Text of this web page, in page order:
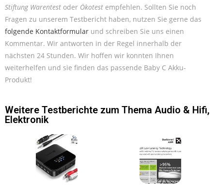
Stiftung Warentest oder Ökotest empfehlen. Sollten Sie noch
Fragen zu unserem Testbericht haben, nutzen Sie gerne das
folgende Kontaktformular und schreiben Sie uns einen
Kommentar. Wir antworten in der Regel innerhalb der
nächsten 24 Stunden. Wir hoffen wir konnten Ihnen
weiterhelfen und sie finden das passende Baby C Akku-
Produkt!
Weitere Testberichte zum Thema Audio & Hifi,
Elektronik